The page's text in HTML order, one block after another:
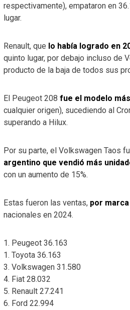
respectivamente), empataron en
lugar.
Renault, que lo había logrado en
quinto lugar, por debajo incluso de
producto de la baja de todos sus
El Peugeot 208 fue el modelo
cualquier origen), sucediendo al
superando a Hilux.
Por su parte, el Volkswagen Taos
argentino que vendió más
con un aumento de 15%.
Estas fueron las ventas, por
nacionales en 2024.
1. Peugeot 36.163
1. Toyota 36.163
3. Volkswagen 31.580
4. Fiat 28.032
5. Renault 27.241
6. Ford 22.994